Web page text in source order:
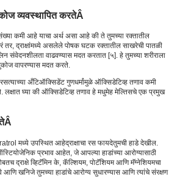
व्यवस्थापित करतेÂ
संख्या कमी आहे याचा अर्थ असा आहे की ते तुमच्या रक्तातील
तर, द्राक्षांमध्ये असलेले पोषक घटक रक्तातील साखरेची पातळी
संवेदनशीलता वाढवण्यास मदत करतात [५]. हे तुमच्या शरीराला
वापरण्यास मदत करते.
रसत्याच्या अँटिऑक्सिडेंट गुणधर्मांमुळे ऑक्सिडेटिव्ह तणाव कमी
घ्या की ऑक्सिडेटिव्ह तणाव हे मधुमेह मेल्तिसचे एक प्रमुख
Â
मध्ये उपस्थित आहेद्राक्षाचा रस फायदेतुमची हाडे देखील.
प्रभाव आहेत, जे आपल्या हाडांच्या आरोग्यासाठी
द्राक्षे व्हिटॅमिन के, कॅल्शियम, पोटॅशियम आणि मॅग्नेशियमचा
आणि खनिजे तुमच्या हाडांचे आरोग्य सुधारण्यास आणि त्यांचे संरक्षण